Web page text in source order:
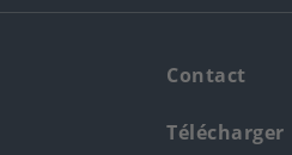
Contact
Télécharger